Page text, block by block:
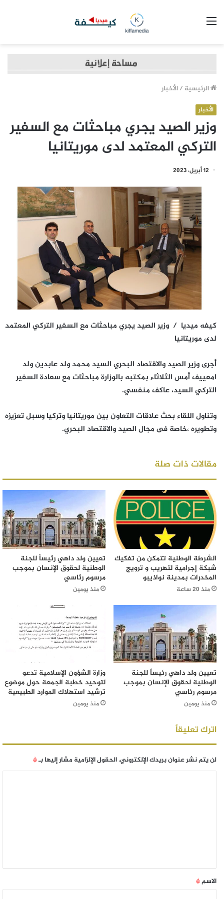
الرئيسية /الأخبار
الأخبار
وزير الصيد يجري مباحثات مع السفير
التركي المعتمد لدى موريتانيا
12 أبريل، 2023
كيفه ميديا / وزير الصيد يجري مباحثات مع السفير التركي المعتمد
لدى موريتانيا
أجرى وزير الصيد والاقتصاد البحري السيد محمد ولد عابدين ولد
امعييف أمس الثلاثاء بمكتبه بالوزارة مباحثات مع سعادة السفير
التركي السيد، عاكف منفسي.
وتناول اللقاء بحث علاقات التعاون بين موريتانيا وتركيا وسبل تعزيزه
وتطويره ،خاصة فى مجال الصيد والاقتصاد البحري.
مقالات ذات صلة
الشرطة الوطنية تتمكن من تفكيك
شبكة إجرامية لتهريب و ترويج
المخدرات بمدينة نواذيبو
منذ 20 ساعة
تعيين ولد داهي رئيساً للجنة
الوطنية لحقوق الإنسان بموجب
مرسوم رئاسي
منذ يومين
تعيين ولد داهي رئيساً للجنة
الوطنية لحقوق الإنسان بموجب
مرسوم رئاسي
منذ يومين
وزارة الشؤون الإسلامية تدعو
لتوحيد خطبة الجمعة حول موضوع
ترشيد استهلاك الموارد الطبيعية
منذ يومين
اترك تعليقاً
لن يتم نشر عنوان بريدك الإلكتروني.الحقول الإلزامية مشار إليها بـ*
الاسم*